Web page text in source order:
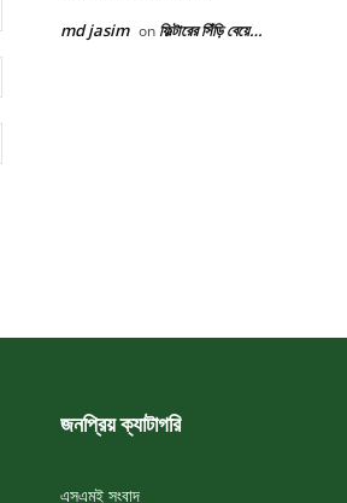
md jasim on ফিল্টারের সিঁড়ি বেয়ে…
জনপ্রিয় ক্যাটাগরি
এসএমই সংবাদ